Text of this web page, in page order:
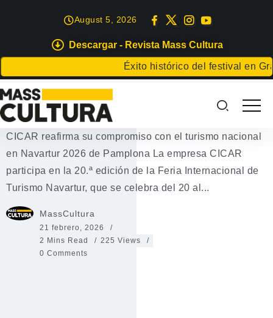
Descargar - Revista Mass Cultura
Éxito histórico del festival en Gran
August 5, 2026
EVENTOS
CICAR participa en Navartur
2026 de Pamplona
CICAR reafirma su compromiso con el turismo nacional
en Navartur 2026 de Pamplona La empresa CICAR
participa en la 20.ª edición de la Feria Internacional de
Turismo Navartur, que se celebra del 20 al...
MassCultura
21 febrero, 2026
2 Mins Read
225 Views
0 Comments